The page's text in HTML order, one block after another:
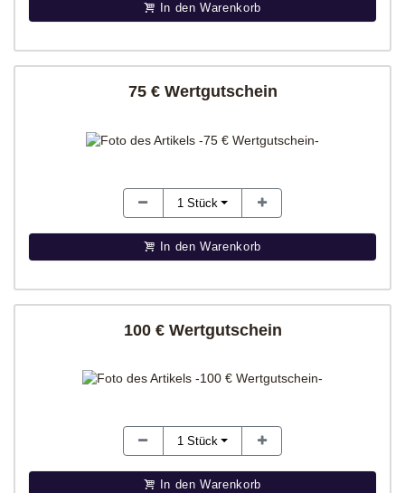
In den Warenkorb
75 € Wertgutschein
1 Stück
In den Warenkorb
100 € Wertgutschein
1 Stück
In den Warenkorb